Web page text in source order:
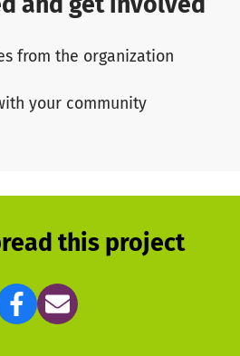
from the organization
your community
this project